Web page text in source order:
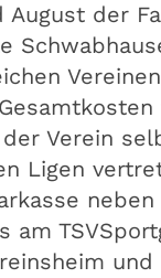
August der
Verein
Ligen
am